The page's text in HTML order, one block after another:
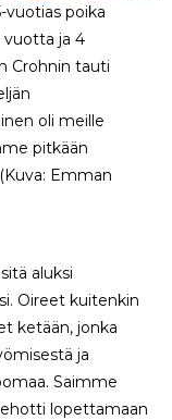
vuotias poika
vuotta ja 4
Crohnin tauti
oli meille
pitkään
Emman
aluksi
Oireet kuitenkin
ketään, jonka
ja
Saimme
lopettamaan